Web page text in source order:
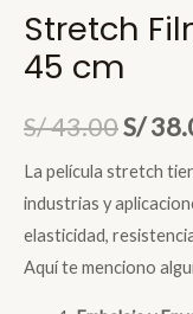
Stretch
45 cm
S/43.00El
era:
S/
La película stretch
industrias y
elasticidad,
Aquí te menciono